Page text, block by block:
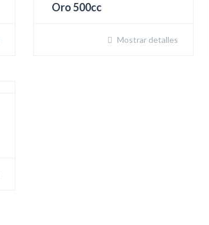
Oro 500cc
Mostrar detalles